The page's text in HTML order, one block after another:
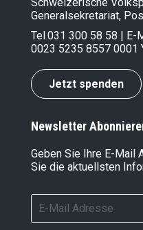
Generalsekretariat,
Tel.031 300 58 58 | E-
0023 5235 8557 0001
Jetzt spenden
Newsletter
Geben Sie Ihre E-Mail
Sie die aktuellsten